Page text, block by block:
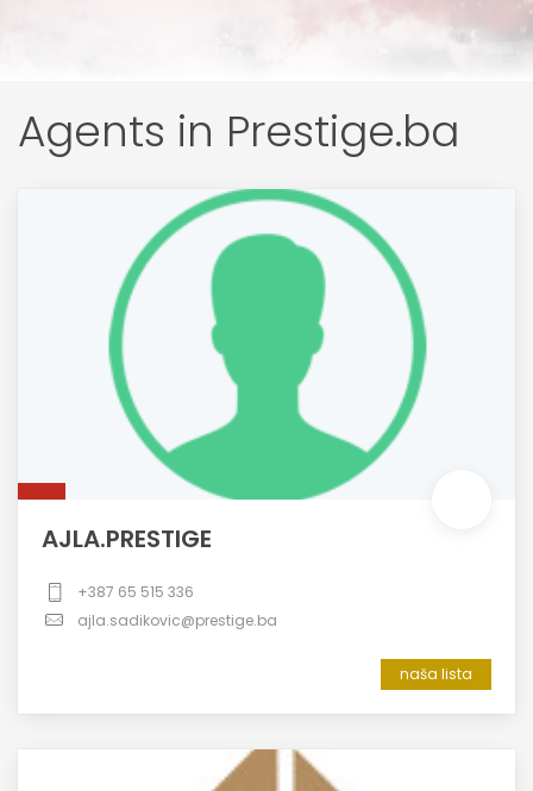
Agents in Prestige.ba
AJLA.PRESTIGE
+387 65 515 336
ajla.sadikovic@prestige.ba
naša lista